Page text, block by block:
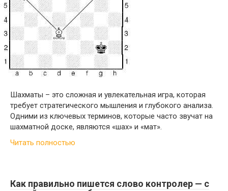
Шахматы – это сложная и увлекательная игра, которая
требует стратегического мышления и глубокого анализа.
Одними из ключевых терминов, которые часто звучат на
шахматной доске, являются «шах» и «мат».
Читать полностью
Как правильно пишется слово контролер — с